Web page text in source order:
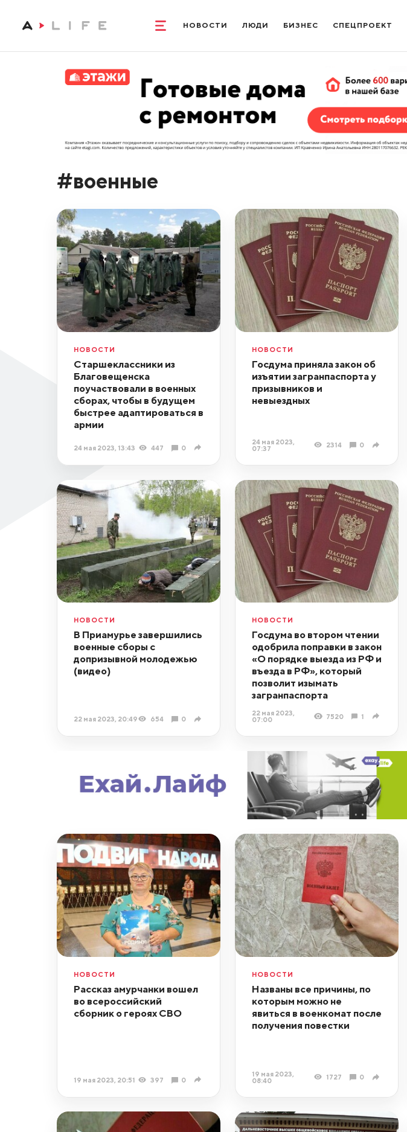
НОВОСТИ ЛЮДИ БИЗНЕС СПЕЦПРОЕКТ
#военные
НОВОСТИ
Старшеклассники из
Благовещенска
поучаствовали в военных
сборах, чтобы в будущем
быстрее адаптироваться в
армии
24 мая 2023, 13:43 447 0
НОВОСТИ
Госдума приняла закон об
изъятии загранпаспорта у
призывников и
невыездных
24 мая 2023,
07:37
2314 0
НОВОСТИ
В Приамурье завершились
военные сборы с
допризывной молодежью
(видео)
22 мая 2023, 20:49 654 0
НОВОСТИ
Госдума во втором чтении
одобрила поправки в закон
«О порядке выезда из РФ и
въезда в РФ», который
позволит изымать
загранпаспорта
22 мая 2023,
07:00
7520 1
НОВОСТИ
Рассказ амурчанки вошел
во всероссийский
сборник о героях СВО
19 мая 2023, 20:51 397 0
НОВОСТИ
Названы все причины, по
которым можно не
явиться в военкомат после
получения повестки
19 мая 2023,
08:40
1727 0